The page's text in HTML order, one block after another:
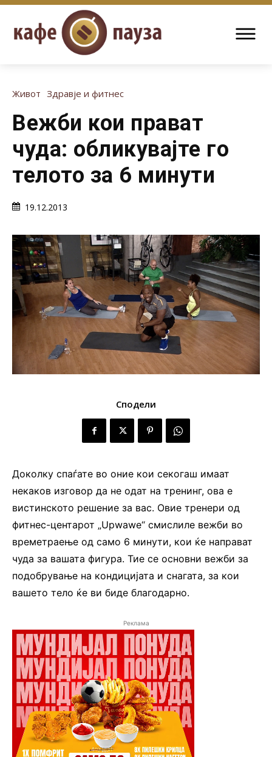
Живот Здравје и фитнес
Вежби кои прават
чуда: обликувајте го
телото за 6 минути
19.12.2013
Сподели
Доколку спаѓате во оние кои секогаш имаат
некаков изговор да не одат на тренинг, ова е
вистинското решение за вас. Овие тренери од
фитнес-центарот „Upwawe“ смислиле вежби во
времетраење од само 6 минути, кои ќе направат
чуда за вашата фигура. Тие се основни вежби за
подобрување на кондицијата и снагата, за кои
вашето тело ќе ви биде благодарно.
Реклама